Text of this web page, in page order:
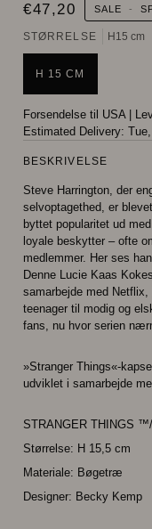
€47,20 SALE -
STØRRELSE H15 cm
H 15 CM
Forsendelse til USA
Estimated Delivery:
BESKRIVELSE
Steve Harrington, der
selvoptagethed, er
byttet popularitet ud
loyale beskytter – ofte
medlemmer. Her ses
Denne Lucie Kaas
samarbejde med
teenager til modig og
fans, nu hvor serien
»Stranger Things«-
udviklet i samarbejde
STRANGER THINGS
Størrelse: H 15,5 cm
Materiale: Bøgetræ
Designer: Becky Kemp